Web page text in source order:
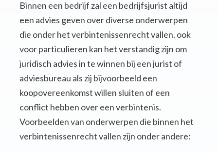
Binnen een bedrijf zal een bedrijfsjurist altijd
een advies geven over diverse onderwerpen
die onder het verbintenissenrecht vallen. ook
voor particulieren kan het verstandig zijn om
juridisch advies in te winnen bij een jurist of
adviesbureau als zij bijvoorbeeld een
koopovereenkomst willen sluiten of een
conflict hebben over een verbintenis.
Voorbeelden van onderwerpen die binnen het
verbintenissenrecht vallen zijn onder andere: